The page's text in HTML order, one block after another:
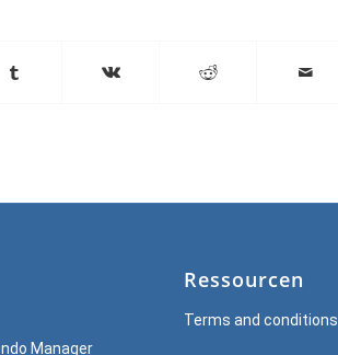
Manager
Ressourcen
Terms and conditions